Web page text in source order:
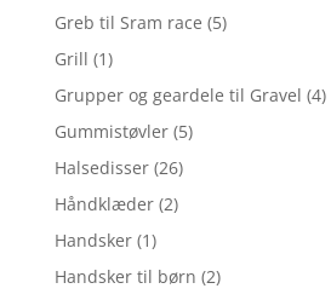
Greb til Sram race (5)
Grill (1)
Grupper og geardele til Gravel (4)
Gummistøvler (5)
Halsedisser (26)
Håndklæder (2)
Handsker (1)
Handsker til børn (2)